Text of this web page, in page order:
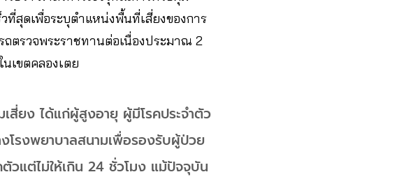
ที่สุดเพื่อระบุตำแหน่งพื้นที่เสี่ยงของการ
ตรวจพระราชทานต่อเนื่องประมาณ 2
เขตคลองเตย
สี่ยง​ ได้แก่​ผู้สูงอายุ​ ผู้มีโรคประจำตัว​
โรงพยาบาลสนามเพื่อรองรับผู้ป่วย
วแต่ไม่ให้เกิน 24​ ชั่วโมง​ แม้ปัจจุบัน